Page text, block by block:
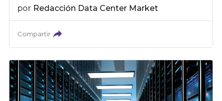
por Redacción Data Center Market
Compartir